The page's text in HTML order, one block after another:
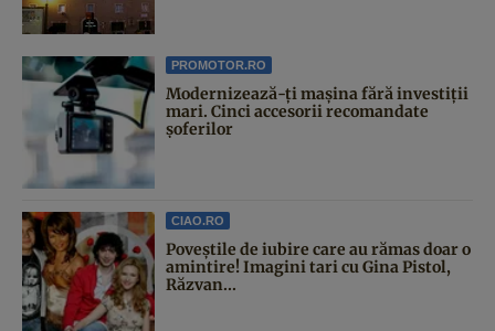
PROMOTOR.RO
Modernizează-ți mașina fără investiții
mari. Cinci accesorii recomandate
șoferilor
CIAO.RO
Poveştile de iubire care au rămas doar o
amintire! Imagini tari cu Gina Pistol,
Răzvan...